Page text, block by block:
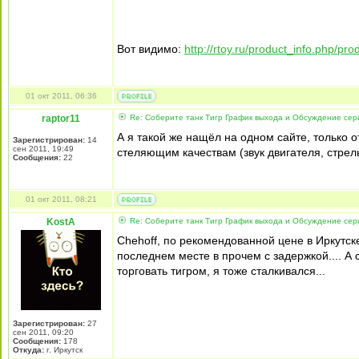
Вот видимо: http://rtoy.ru/product_info.php/
01 окт 2011, 06:36
raptor11
Зарегистрирован: 14
сен 2011, 19:49
Сообщения: 22
Re: Соберите танк Тигр График выхода и Обсуждение
А я такой же нащёл на одном сайте, только
стеляющим качествам (звук двигателя,
01 окт 2011, 08:21
KostA
Зарегистрирован: 27
сен 2011, 09:20
Сообщения: 178
Откуда: г. Иркутск
Re: Соберите танк Тигр График выхода и Обсуждение
Chehoff, по рекомендованной цене в
последнем месте в прочем с задержкой....
торговать тигром, я тоже сталкивался...